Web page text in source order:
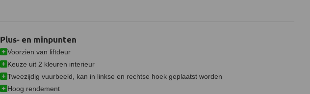
Plus- en minpunten
Voorzien van liftdeur
Keuze uit 2 kleuren interieur
Tweezijdig vuurbeeld, kan in linkse en rechtse hoek geplaatst worden
Hoog rendement